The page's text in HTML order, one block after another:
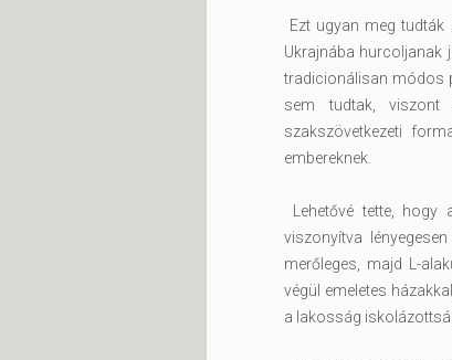
Ezt ugyan meg
Ukrajnába hurcoljanak
tradicionálisan módos
sem tudtak, viszont
szakszövetkezeti
embereknek.
Lehetővé tette, hogy
viszonyítva
merőleges, majd L-
végül emeletes
a lakosság